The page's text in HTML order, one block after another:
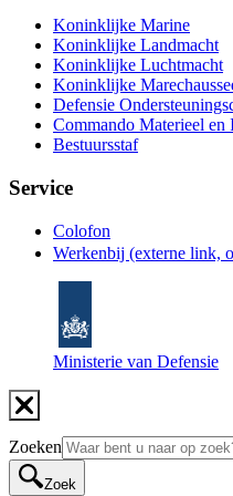
Koninklijke Marine
Koninklijke Landmacht
Koninklijke Luchtmacht
Koninklijke
Defensie
Commando Materieel en
Bestuursstaf
Service
Colofon
Werkenbij (externe link,
Ministerie van Defensie
Zoeken
Zoek